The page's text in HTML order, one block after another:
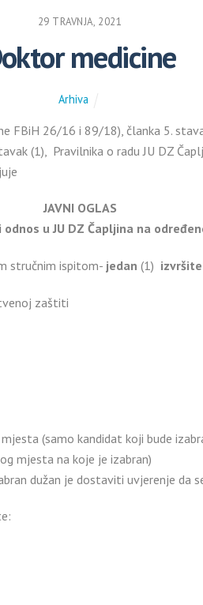
29 TRAVNJA, 2021
medicine
Arhiva
FBiH 26/16 i 89/18), članka 5.
(1), Pravilnika o radu JU DZ
JAVNI OGLAS
u JU DZ Čapljina na
stručnim ispitom- jedan (1)
zaštiti
(samo kandidat koji bude
mjesta na koje je izabran)
dužan je dostaviti uvjerenje da